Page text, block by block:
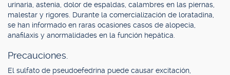
urinaria, astenia, dolor de espaldas, calambres en las piernas,
malestar y rigores. Durante la comercialización de loratadina,
se han informado en raras ocasiones casos de alopecia,
anafilaxis y anormalidades en la función hepática.
Precauciones.
El sulfato de pseudoefedrina puede causar excitación,